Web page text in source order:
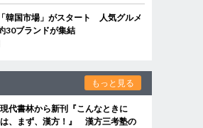
韓国市場」がスタート 人気グルメ
30ブランドが集結
もっと見る
現代書林から新刊『こんなときに
は、まず、漢方！』 漢方三考塾の